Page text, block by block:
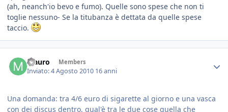
(ah, neanch'io bevo e fumo). Quelle sono spese che non ti
toglie nessuno- Se la titubanza è dettata da quelle spese
taccio.
Mauro Members
Inviato:4 Agosto 2010 16 anni
Una domanda: tra 4/6 euro di sigarette al giorno e una vasca
con dei discus dentro, qual'è tra le due cose quella che